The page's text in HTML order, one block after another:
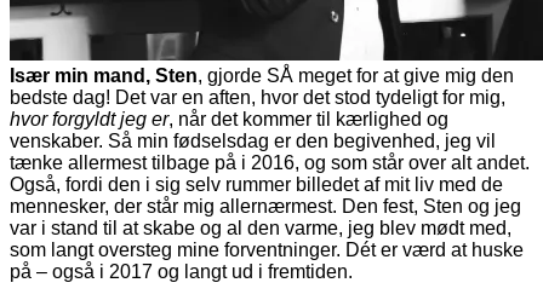
Især min mand, Sten, gjorde SÅ meget for at give mig den
bedste dag! Det var en aften, hvor det stod tydeligt for mig,
hvor forgyldt jeg er, når det kommer til kærlighed og
venskaber. Så min fødselsdag er den begivenhed, jeg vil
tænke allermest tilbage på i 2016, og som står over alt andet.
Også, fordi den i sig selv rummer billedet af mit liv med de
mennesker, der står mig allernærmest. Den fest, Sten og jeg
var i stand til at skabe og al den varme, jeg blev mødt med,
som langt oversteg mine forventninger. Dét er værd at huske
på – også i 2017 og langt ud i fremtiden.